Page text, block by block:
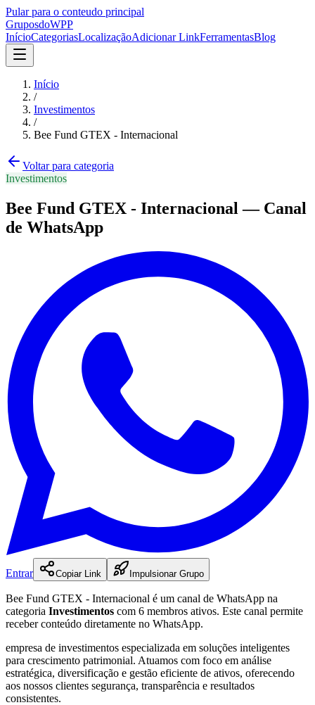
Pular para o conteudo principal
GruposdoWPP
InícioCategoriasLocalizaçãoAdicionar LinkFerramentasBlog
Início
/
Investimentos
/
Bee Fund GTEX - Internacional
Voltar para categoria
Investimentos
Bee Fund GTEX - Internacional — Canal
de WhatsApp
Entrar Copiar Link Impulsionar Grupo
Bee Fund GTEX - Internacional é um canal de WhatsApp na
categoria Investimentos com 6 membros ativos. Este canal permite
receber conteúdo diretamente no WhatsApp.
empresa de investimentos especializada em soluções inteligentes
para crescimento patrimonial. Atuamos com foco em análise
estratégica, diversificação e gestão eficiente de ativos, oferecendo
aos nossos clientes segurança, transparência e resultados
consistentes.